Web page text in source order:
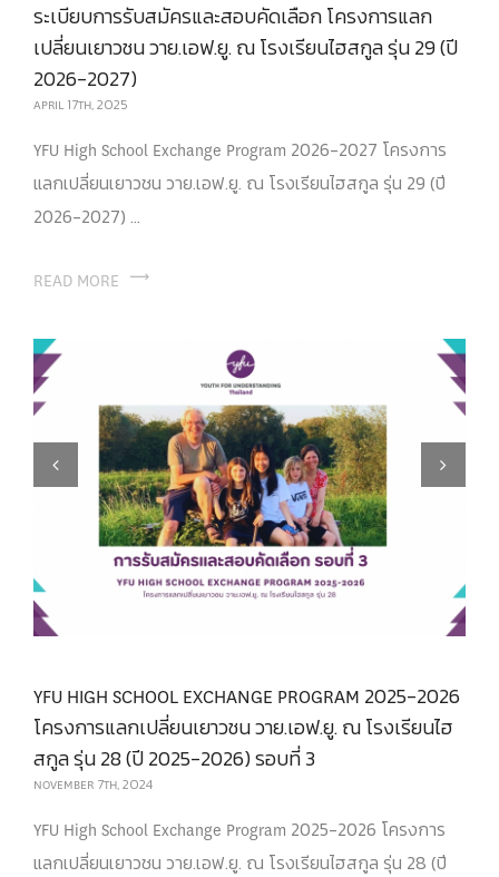
ระเบียบการรับสมัครและสอบคัดเลือก โครงการแลก
เปลี่ยนเยาวชน วาย.เอฟ.ยู. ณ โรงเรียนไฮสกูล รุ่น 29 (ปี
2026-2027)
APRIL 17TH, 2025
YFU High School Exchange Program 2026-2027 โครงการ
แลกเปลี่ยนเยาวชน วาย.เอฟ.ยู. ณ โรงเรียนไฮสกูล รุ่น 29 (ปี
2026-2027) ...
READ MORE
YFU HIGH SCHOOL EXCHANGE PROGRAM 2025-2026
โครงการแลกเปลี่ยนเยาวชน วาย.เอฟ.ยู. ณ โรงเรียนไฮ
สกูล รุ่น 28 (ปี 2025-2026) รอบที่ 3
NOVEMBER 7TH, 2024
YFU High School Exchange Program 2025-2026 โครงการ
แลกเปลี่ยนเยาวชน วาย.เอฟ.ยู. ณ โรงเรียนไฮสกูล รุ่น 28 (ปี